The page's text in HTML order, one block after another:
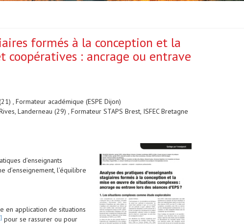
formés à la conception et la
: ancrage ou entrave
, Formateur académique (ESPE Dijon)
Landerneau (29) , Formateur STAPS Brest, ISFEC Bretagne
d’enseignants
d’enseignement, l’équilibre
en application de situations
pour se rassurer ou pour